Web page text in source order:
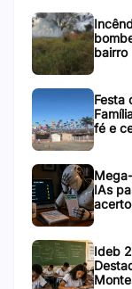
bairro
Festa
fé e
IAs
Ideb